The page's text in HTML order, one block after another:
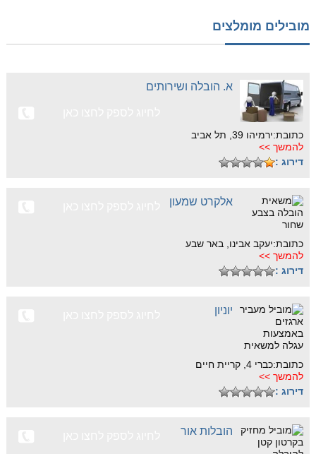
מובילים מומלצים
א. הובלה ושירותים
כתובת:ירמיהו 39, תל אביב
להמשך >>
דירוג :
אלקרט שמעון
כתובת:יעקב אבינו, באר שבע
להמשך >>
דירוג :
יוניון
כתובת:כברי 4, קריית חיים
להמשך >>
דירוג :
הובלות אור